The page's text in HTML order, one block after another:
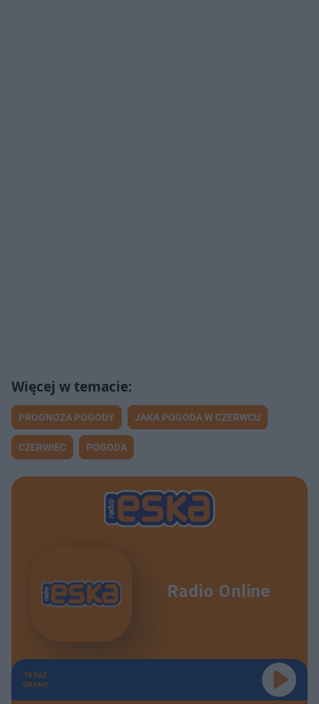
PROGNOZA POGODY JAKA POGODA W CZERWCU
CZERWIEC POGODA
Radio Online
TERAZ
GRAMY